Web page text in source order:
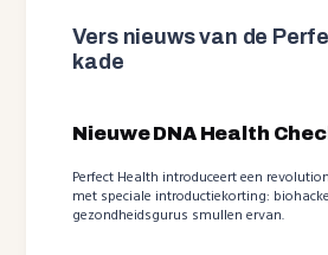
Vers nieuws van de
kade
Nieuwe DNA Health
Perfect Health introduceert een
met speciale introductiekorting:
gezondheidsgurus smullen ervan.